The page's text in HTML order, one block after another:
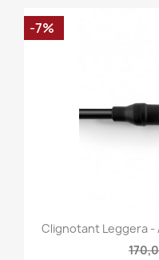
Clignotant Leggera -
-7%